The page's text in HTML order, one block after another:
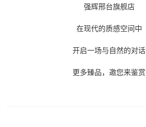
强辉邢台旗舰店
在现代的质感空间中
开启一场与自然的对话
更多臻品，邀您来鉴赏